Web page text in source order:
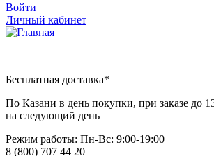
Войти
Личный кабинет
Бесплатная доставка*
По Казани в день покупки, при заказе до
на следующий день
Режим работы: Пн-Вc: 9:00-19:00
8 (800) 707 44 20